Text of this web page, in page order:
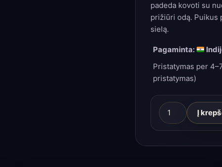
padeda kovoti su
prižiūri odą. Puikus
sielą.
Pagaminta:
Pristatymas per
pristatymas)
produkto
kiekis:
Ekologiškas
pipirmėčių
Į